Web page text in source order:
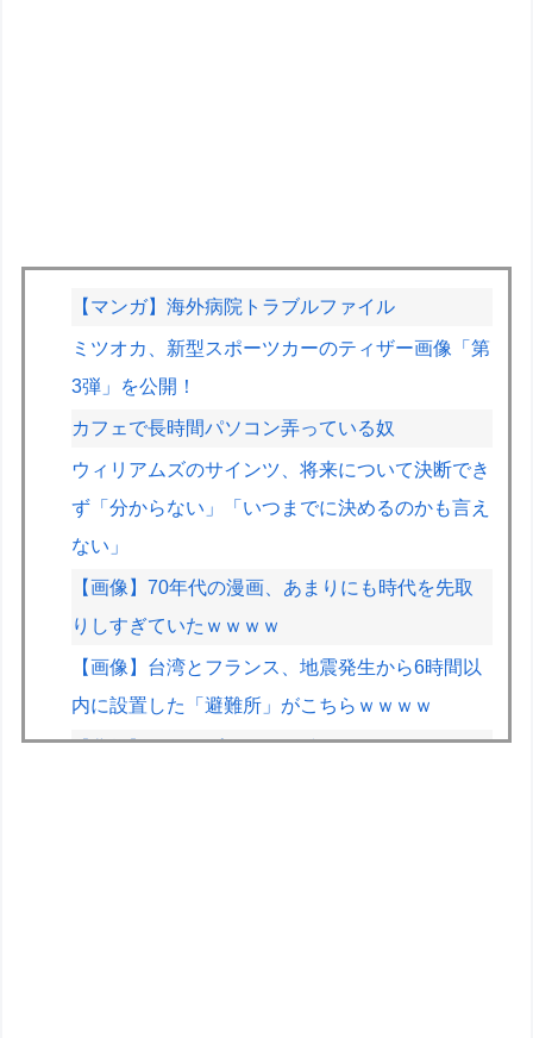
【マンガ】海外病院トラブルファイル
ミツオカ、新型スポーツカーのティザー画像「第
3弾」を公開！
カフェで長時間パソコン弄っている奴
ウィリアムズのサインツ、将来について決断でき
ず「分からない」「いつまでに決めるのかも言え
ない」
【画像】70年代の漫画、あまりにも時代を先取
りしすぎていたｗｗｗｗ
【画像】台湾とフランス、地震発生から6時間以
内に設置した「避難所」がこちらｗｗｗｗ
【悲報】ジャンプグッズ43億キャンセルおばさ